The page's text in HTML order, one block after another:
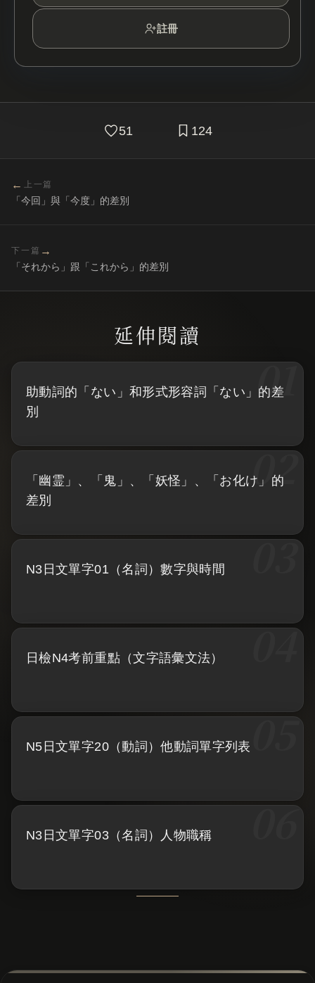
註冊
51 124
← 上一篇
「今回」與「今度」的差別
下一篇 →
「それから」跟「これから」的差別
助動詞的「ない」和形式形容詞「ない」的差
別
「幽霊」、「鬼」、「妖怪」、「お化け」的
差別
N3日文單字01（名詞）數字與時間
日檢N4考前重點（文字語彙文法）
N5日文單字20（動詞）他動詞單字列表
N3日文單字03（名詞）人物職稱